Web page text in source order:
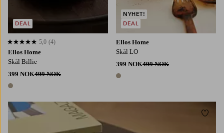
Ellos Home
Skål Billie
399 NOK499 NOK
1 farge
5,0 basert på 4 karaktergivninger
5,0 (4)
DEAL
Ellos Home
Skål LO
399 NOK499 NOK
1 farge
NYHET!
DEAL